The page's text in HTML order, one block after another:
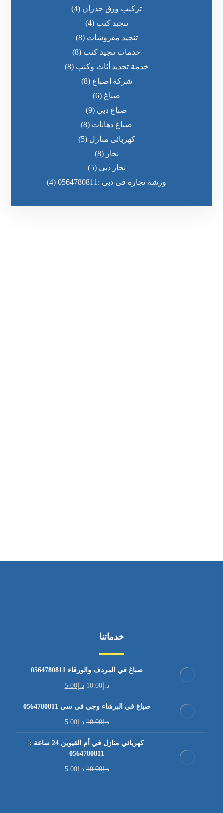
تركيب ورق جدران (4)
تنجيد كنب (4)
تنجيد مفروشات (8)
خدمات تنجيد كنب (8)
خدمة تجديد أثاث وكنب (8)
شركة اصباغ (8)
صباغ (6)
صباغ دبي (9)
صباغ دهانات (8)
كهربائى منازل (5)
نجار (8)
نجار دبي (5)
ورشة نجارة فى دبى :0564780811
(4)
خدماتنا
صباغ في المردف والورقاء 0564780811
د.إ10.00 د.إ5.00
صباغ في البرشاء وجي في سي 0564780811
د.إ10.00 د.إ5.00
كهربائي منازل في أم القيوين 24 ساعة :
0564780811
د.إ10.00 د.إ5.00